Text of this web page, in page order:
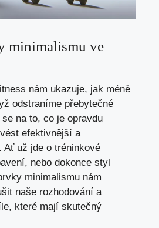
minimalismu ve
nám ukazuje, jak méně
odstraníme přebytečné
na to, co je opravdu
efektivnější a
Ať už jde o tréninkové
nebo dokonce styl
minimalismu nám
naše rozhodování a
které mají skutečný